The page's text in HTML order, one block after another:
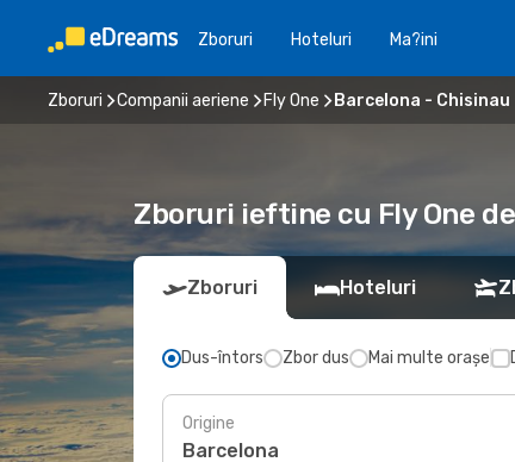
Zboruri Hoteluri Ma?ini
Zboruri Companii aeriene Fly One Barcelona - Chisinau
Zboruri ieftine cu Fly One
Zboruri Hoteluri
Dus-întors Zbor dus Mai multe orașe
Origine